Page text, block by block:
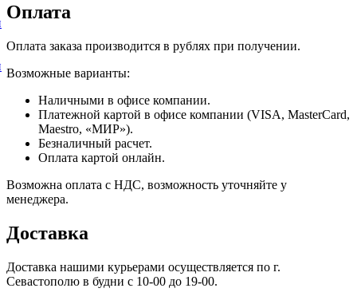
Оплата
Оплата заказа производится в рублях при получении.
Возможные варианты:
Наличными в офисе компании.
Платежной картой в офисе компании (VISA, MasterCard,
Maestro, «МИР»).
Безналичный расчет.
Оплата картой онлайн.
Возможна оплата с НДС, возможность уточняйте у
менеджера.
Доставка
Доставка нашими курьерами осуществляется по г.
Севастополю в будни с 10-00 до 19-00.